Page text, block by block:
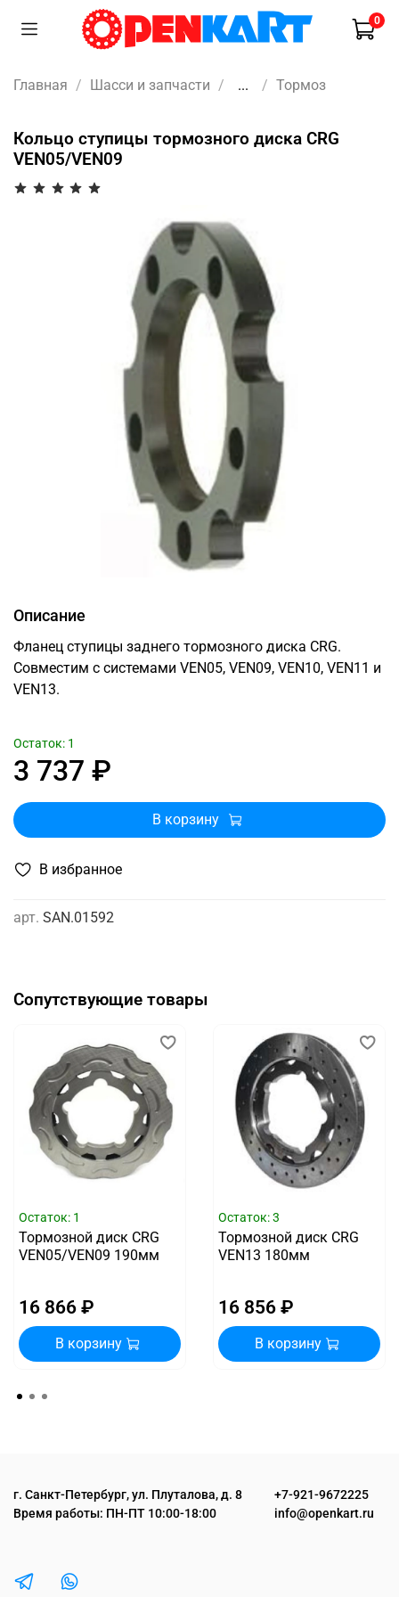
0
Главная Шасси и запчасти ... Тормоз
Кольцо ступицы тормозного диска CRG
VEN05/VEN09
В избранное
арт. SAN.01592
Описание
Фланец ступицы заднего тормозного диска CRG.
Совместим с системами VEN05, VEN09, VEN10, VEN11 и
VEN13.
3 737 ₽
Остаток: 1
В корзину
Сопутствующие товары
Остаток: 1
Тормозной диск CRG
VEN05/VEN09 190мм
16 866 ₽
В корзину
Остаток: 3
Тормозной диск CRG
VEN13 180мм
16 856 ₽
В корзину
г. Санкт-Петербург, ул. Плуталова, д. 8
Время работы: ПН-ПТ 10:00-18:00
+7-921-9672225
info@openkart.ru